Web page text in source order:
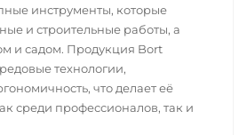
инструменты, которые
и строительные работы, а
и садом. Продукция Bort
технологии,
что делает её
среди профессионалов, так и